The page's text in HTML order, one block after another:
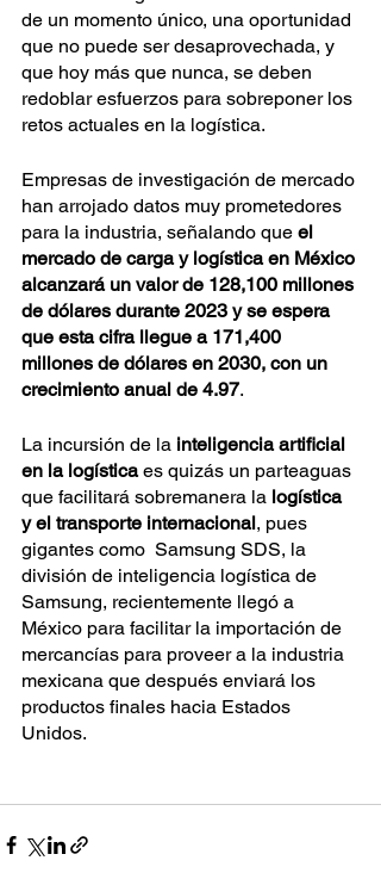
de un momento único, una oportunidad
que no puede ser desaprovechada, y
que hoy más que nunca, se deben
redoblar esfuerzos para sobreponer los
retos actuales en la logística.
Empresas de investigación de mercado
han arrojado datos muy prometedores
para la industria, señalando que el
mercado de carga y logística en México
alcanzará un valor de 128,100 millones
de dólares durante 2023 y se espera
que esta cifra llegue a 171,400
millones de dólares en 2030, con un
crecimiento anual de 4.97.
La incursión de la inteligencia artificial
en la logística es quizás un parteaguas
que facilitará sobremanera la logística
y el transporte internacional, pues
gigantes como  Samsung SDS, la
división de inteligencia logística de
Samsung, recientemente llegó a
México para facilitar la importación de
mercancías para proveer a la industria
mexicana que después enviará los
productos finales hacia Estados
Unidos.